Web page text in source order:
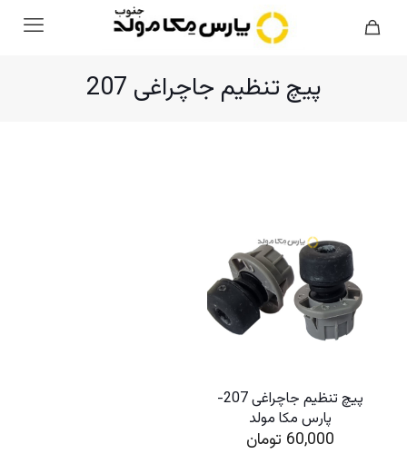
پیچ تنظیم جاچراغی 207
پیچ تنظیم جاچراغی 207-
پارس مکا مولد
60,000 تومان